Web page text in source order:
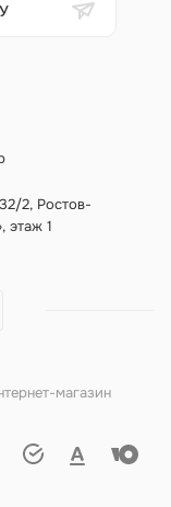
2, Ростов-
этаж 1
магазин